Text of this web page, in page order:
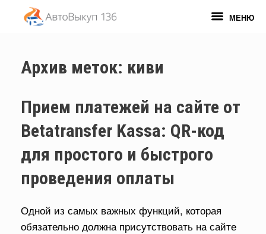
содержанию
МЕНЮ
Архив меток: киви
Прием платежей на сайте от
Betatransfer Kassa: QR-код
для простого и быстрого
проведения оплаты
Одной из самых важных функций, которая
обязательно должна присутствовать на сайте